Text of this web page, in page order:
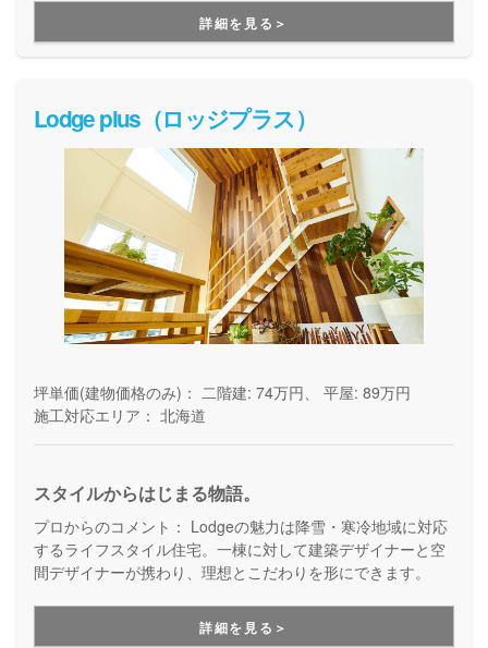
えて年間に大量の受注をしていません。実直で自社施工の工
務店で建てたい方には是非お勧めの会社です。
詳細を見る＞
Lodge plus（ロッジプラス）
坪単価(建物価格のみ)： 二階建: 74万円、 平屋: 89万円
施工対応エリア： 北海道
スタイルからはじまる物語。
プロからのコメント： Lodgeの魅力は降雪・寒冷地域に対応
するライフスタイル住宅。一棟に対して建築デザイナーと空
間デザイナーが携わり、理想とこだわりを形にできます。
詳細を見る＞